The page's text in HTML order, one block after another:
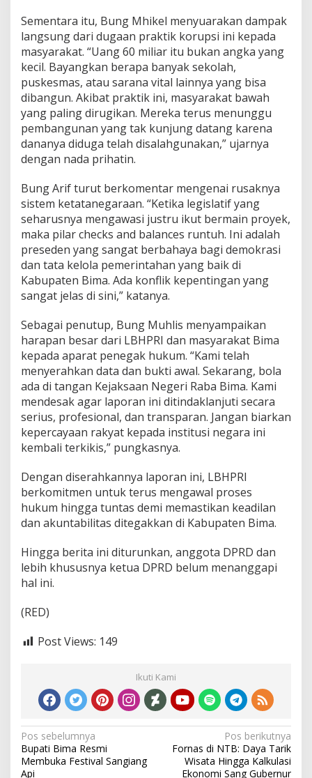
Sementara itu, Bung Mhikel menyuarakan dampak
langsung dari dugaan praktik korupsi ini kepada
masyarakat. “Uang 60 miliar itu bukan angka yang
kecil. Bayangkan berapa banyak sekolah,
puskesmas, atau sarana vital lainnya yang bisa
dibangun. Akibat praktik ini, masyarakat bawah
yang paling dirugikan. Mereka terus menunggu
pembangunan yang tak kunjung datang karena
dananya diduga telah disalahgunakan,” ujarnya
dengan nada prihatin.
Bung Arif turut berkomentar mengenai rusaknya
sistem ketatanegaraan. “Ketika legislatif yang
seharusnya mengawasi justru ikut bermain proyek,
maka pilar checks and balances runtuh. Ini adalah
preseden yang sangat berbahaya bagi demokrasi
dan tata kelola pemerintahan yang baik di
Kabupaten Bima. Ada konflik kepentingan yang
sangat jelas di sini,” katanya.
Sebagai penutup, Bung Muhlis menyampaikan
harapan besar dari LBHPRI dan masyarakat Bima
kepada aparat penegak hukum. “Kami telah
menyerahkan data dan bukti awal. Sekarang, bola
ada di tangan Kejaksaan Negeri Raba Bima. Kami
mendesak agar laporan ini ditindaklanjuti secara
serius, profesional, dan transparan. Jangan biarkan
kepercayaan rakyat kepada institusi negara ini
kembali terkikis,” pungkasnya.
Dengan diserahkannya laporan ini, LBHPRI
berkomitmen untuk terus mengawal proses
hukum hingga tuntas demi memastikan keadilan
dan akuntabilitas ditegakkan di Kabupaten Bima.
Hingga berita ini diturunkan, anggota DPRD dan
lebih khususnya ketua DPRD belum menanggapi
hal ini.
(RED)
Post Views: 149
Ikuti Kami
Navigasi
pos
Pos sebelumnya
Bupati Bima Resmi
Membuka Festival Sangiang
Api
Pos berikutnya
Fornas di NTB: Daya Tarik
Wisata Hingga Kalkulasi
Ekonomi Sang Gubernur